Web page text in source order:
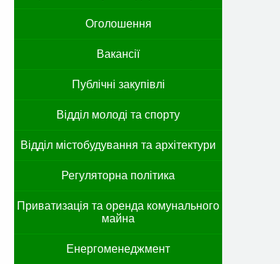
Оголошення
Вакансії
Публічні закупівлі
Відділ молоді та спорту
Відділ містобудування та архітектури
Регуляторна політика
Приватизація та оренда комунального
майна
Енергоменеджмент